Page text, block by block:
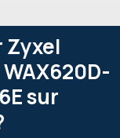
Zyxel
sur